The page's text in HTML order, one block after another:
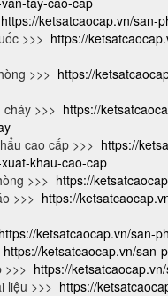
https://ketsatcaocap.vn/san-
>>> https://
>>> https://
>>> https://
cao cấp >>> https://
khau-cao-cap
>>> https://
>>> https://
https://ketsatcaocap.vn/san-
https://ketsatcaocap.vn/san-
>>> https://
liệu >>> https://